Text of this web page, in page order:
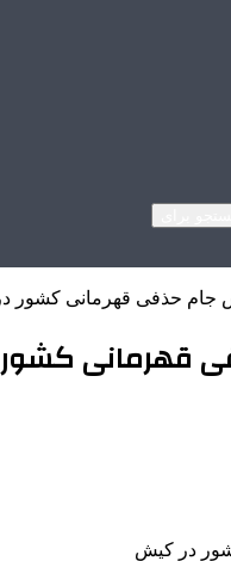
جام حذفی قهرمانی کشور
قهرمانی
در کیش